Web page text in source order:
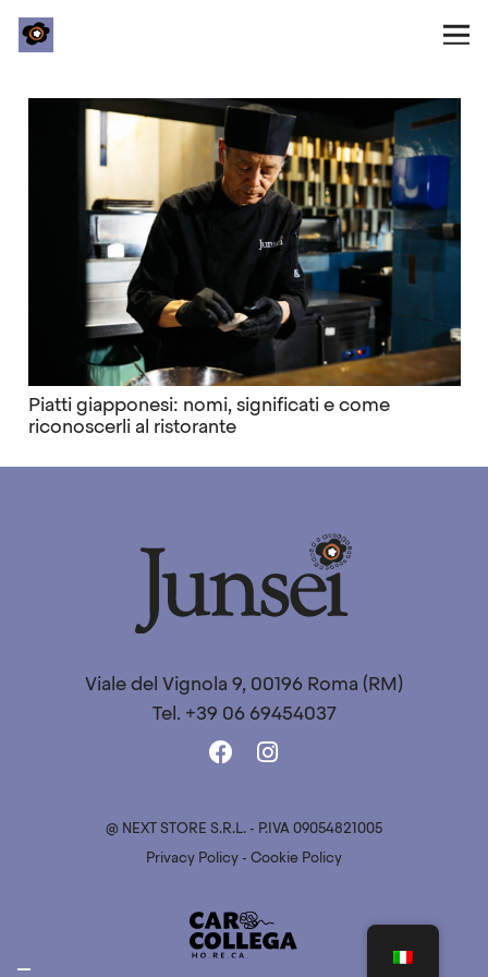
Piatti giapponesi: nomi, significati e come
riconoscerli al ristorante
Viale del Vignola 9, 00196 Roma (RM)
Tel. +39 06 69454037
@ NEXT STORE S.R.L. - P.IVA 09054821005
Privacy Policy - Cookie Policy